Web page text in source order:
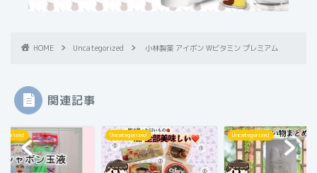
HOME Uncategorized 小林製薬 アイボン Wビタミン プレミアム
関連記事
Uncategorized Uncategorized